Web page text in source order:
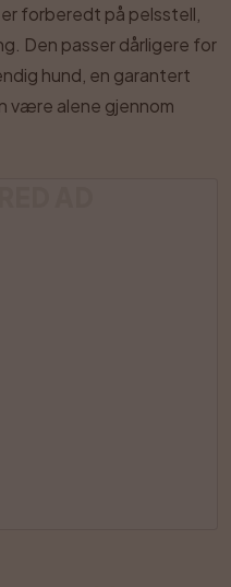
forberedt på pelsstell,
Den passer dårligere for
hund, en garantert
være alene gjennom